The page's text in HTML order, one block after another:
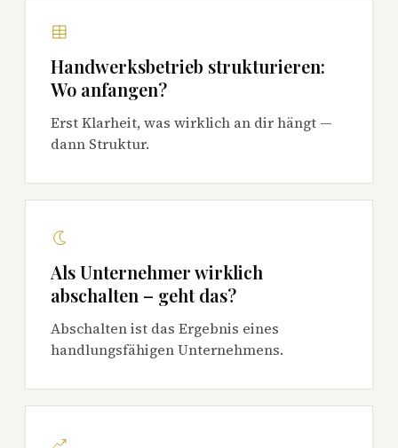
Handwerksbetrieb strukturieren:
Wo anfangen?
Erst Klarheit, was wirklich an dir hängt —
dann Struktur.
Als Unternehmer wirklich
abschalten – geht das?
Abschalten ist das Ergebnis eines
handlungsfähigen Unternehmens.